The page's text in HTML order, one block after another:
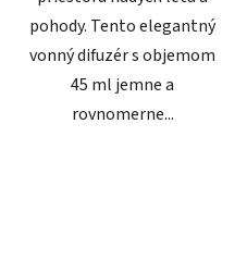
pohody. Tento elegantný
vonný difuzér s objemom
45 ml jemne a
rovnomerne...